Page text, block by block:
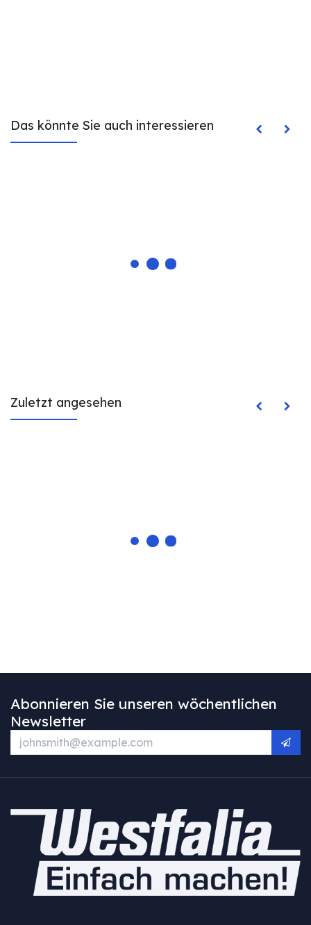
Das könnte Sie auch interessieren
Zuletzt angesehen
Abonnieren Sie unseren wöchentlichen
Newsletter